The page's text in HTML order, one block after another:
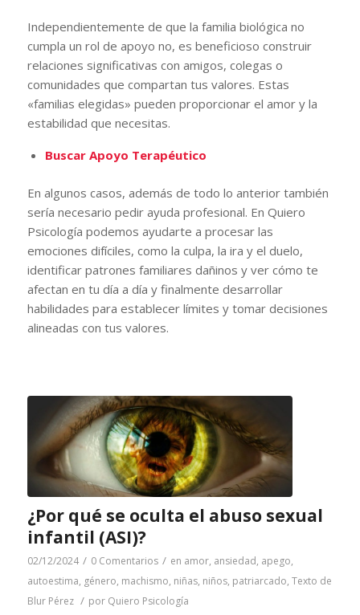
Independientemente de que la familia biológica no
cumpla un rol de apoyo no, es beneficioso construir
relaciones significativas con amigos, colegas o
comunidades que compartan tus valores. Estas
«familias elegidas» pueden proporcionar el amor y la
estabilidad que necesitas.
Buscar Apoyo Terapéutico
En algunos casos, además de todo lo anterior también
sería necesario pedir ayuda profesional. En Quiero
Psicología podemos ayudarte a procesar las
emociones difíciles, como la culpa, la ira y el duelo,
identificar patrones familiares dañinos y ver cómo te
afectan en tu día a día y finalmente desarrollar
habilidades para establecer límites y tomar decisiones
alineadas con tus valores.
¿Por qué se oculta el abuso sexual
infantil (ASI)?
02/12/2024 / 0 Comentarios / en amor, ansiedad, apego,
autoestima, género, machismo, niñas, niños, patriarcado, Texto de
Blur Pérez / por Quiero Psicología